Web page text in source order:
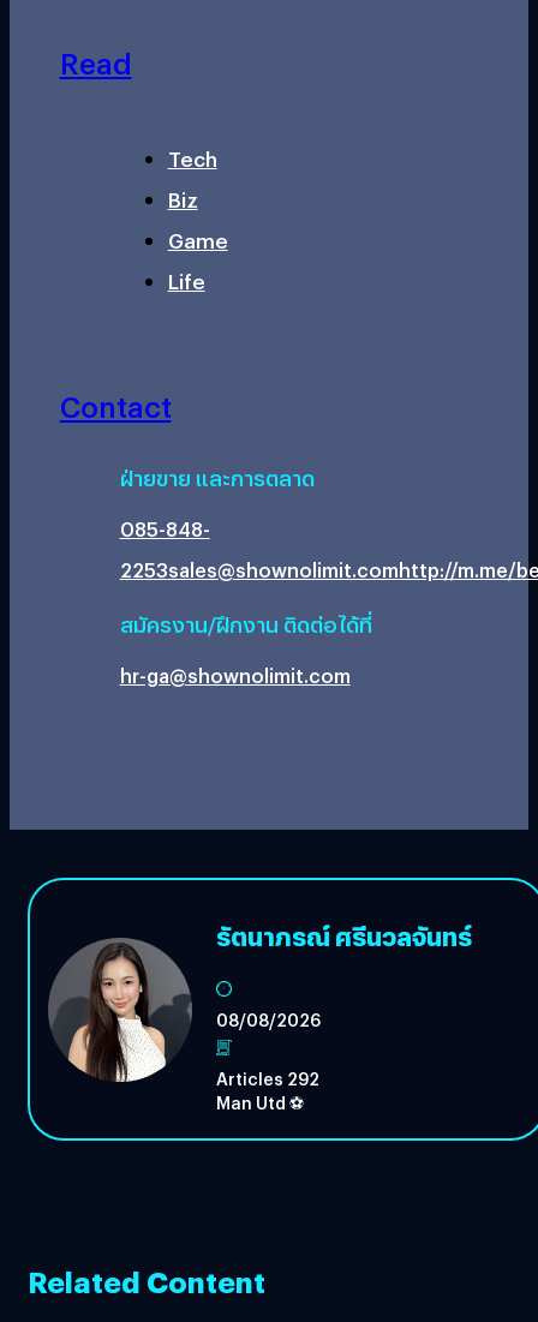
Read
Tech
Biz
Game
Life
Contact
ฝ่ายขาย และการตลาด
085-848-
2253sales@shownolimit.comhttp://m.me/
สมัครงาน/ฝึกงาน ติดต่อได้ที่
hr-ga@shownolimit.com
รัตนาภรณ์ ศรีนวลจันทร์
08/08/2026
Articles 292
Man Utd ⚽️
Related Content